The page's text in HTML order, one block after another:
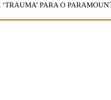
PARA O